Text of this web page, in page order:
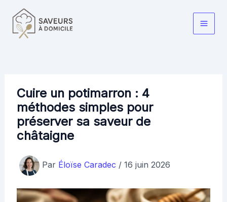
contenu
Main
Cuire un potimarron : 4
méthodes simples pour
préserver sa saveur de
châtaigne
Par Éloïse Caradec / 16 juin 2026